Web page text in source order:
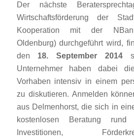
Der nächste
Wirtschaftsförderung der
Kooperation mit der
Oldenburg) durchgeführt wird,
den 18. September 2014
Unternehmer haben dabei
Vorhaben intensiv in einem
zu diskutieren. Anmelden
aus Delmenhorst, die sich in
kostenlosen Beratung
Investitionen,